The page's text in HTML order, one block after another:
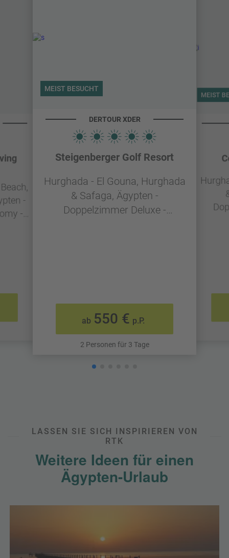
-
MEIST BESUCHT
DERTOUR XDER
Steigenberger Golf Resort
Hurghada - El Gouna, Hurghada
& Safaga, Ägypten -
Doppelzimmer Deluxe -
ab 550 € p.P.
2 Personen für 3 Tage
MEIST
LASSEN SIE SICH INSPIRIEREN VON
RTK
Weitere Ideen für einen
Ägypten-Urlaub